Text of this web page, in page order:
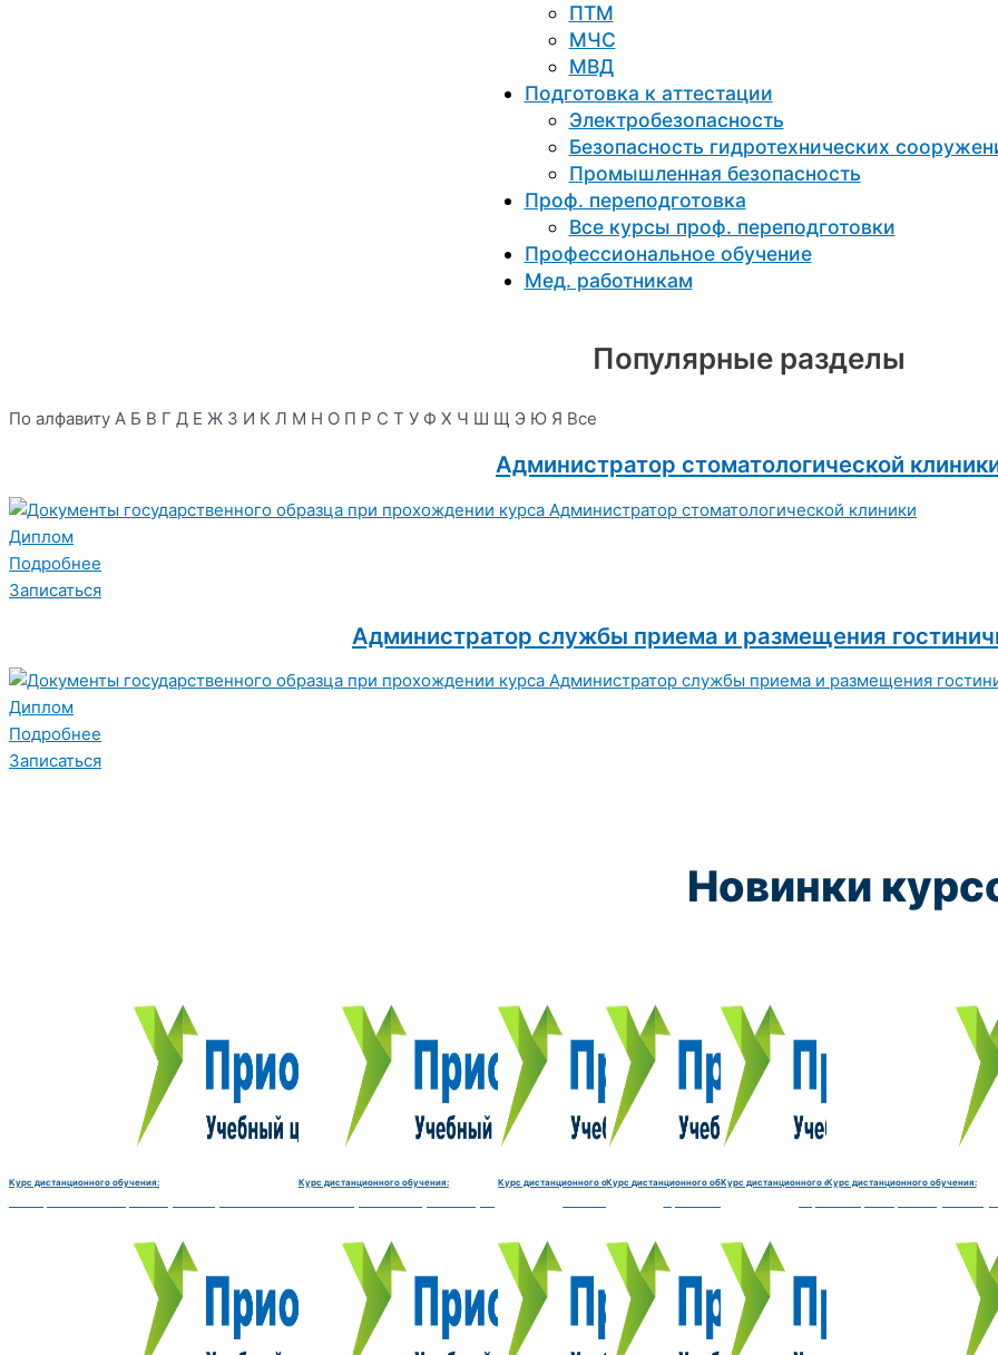
ПТМ
МЧС
МВД
Подготовка к aттестации
Электробезопасность
Безопасность гидротехнических
Промышленная безопасность
Проф. переподготовка
Все курсы проф. переподготовки
Профессиональное обучение
Мед. работникам
Популярные разделы
По алфавиту А Б В Г Д Е Ж З И К Л М Н О П Р С Т У Ф Х Ч Ш Щ Э Ю Я Все
Администратор стоматологической
Диплом
Подробнее
Записаться
Администратор службы приема и размещения
Диплом
Подробнее
Записаться
Новинки
Курс дистанционного обучения:
Курс обучения:
Электромеханик по ремонту и обслуживанию
9800 руб.
Курс дистанционного обучения:
Курс обучения:
Чистильщик металла, отливок, изделий и
9800 руб.
Курс дистанционного обучения:
Штамповщик-180 часов
9800 руб.
Курс дистанционного обучения:
Курс
Курс дистанционного обучения:Курс дистанционного обучения: